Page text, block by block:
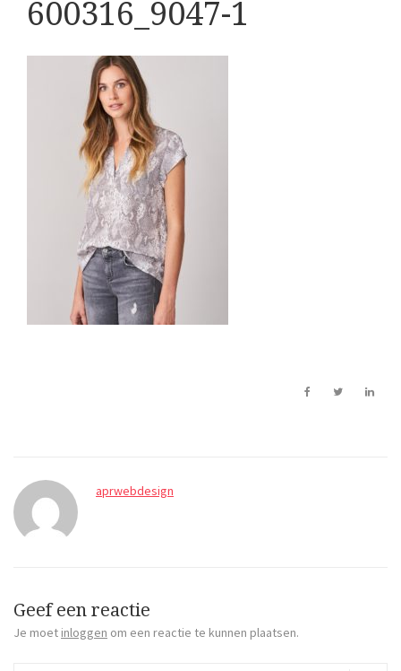
600316_9047-1
aprwebdesign
Geef een reactie
Je moet inloggen om een reactie te kunnen plaatsen.